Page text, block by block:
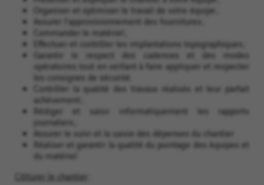
Organiser et optimiser le travail de votre équipe ;
Assurer l’approvisionnement des fournitures ;
Commander le matériel ;
Effectuer et contrôler les implantations topographiques ;
Garantir le respect des cadences et des modes
opératoires tout en veillant à faire appliquer et respecter
les consignes de sécurité.
Contrôler la qualité des travaux réalisés et leur parfait
achèvement ;
Rédiger et saisir informatiquement les rapports
journaliers ;
Assurer le suivi et la saisie des dépenses du chantier
Réaliser et garantir la qualité du pointage des équipes et
du matériel
Clôturer le chantier